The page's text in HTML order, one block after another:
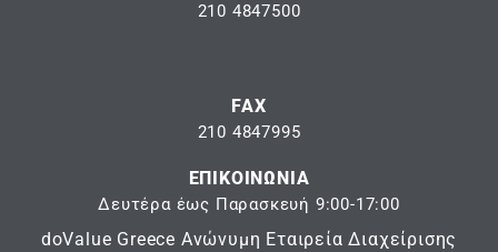
210 4847500
FAX
210 4847995
ΕΠΙΚΟΙΝΩΝΙΑ
Δευτέρα έως Παρασκευή 9:00-17:00
doValue Greece Ανώνυμη Εταιρεία Διαχείρισης